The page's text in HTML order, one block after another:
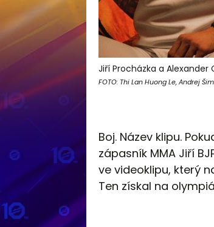
Jiří Procházka a Alexander
FOTO: Thi Lan Huong Le, Andrej
Boj. Název klipu.
zápasník MMA Jiří
ve videoklipu, který
Ten získal na